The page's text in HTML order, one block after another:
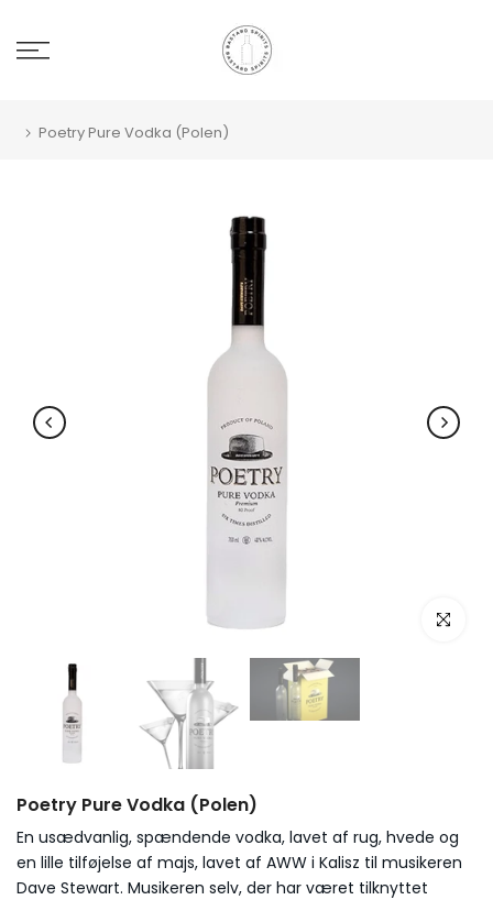
Poetry Pure Vodka (Polen)
Poetry Pure Vodka (Polen)
En usædvanlig, spændende vodka, lavet af rug, hvede og
en lille tilføjelse af majs, lavet af AWW i Kalisz til musikeren
Dave Stewart. Musikeren selv, der har været tilknyttet